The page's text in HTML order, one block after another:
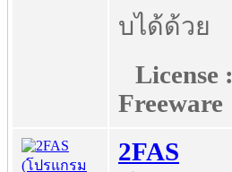
บได้ด้วย
License :
Freeware
2FAS